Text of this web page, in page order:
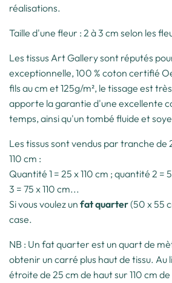
réalisations.
Taille d'une fleur : 2 à 3 cm selon les
Les tissus Art Gallery sont réputés
exceptionnelle, 100 % coton certifié
fils au cm et 125g/m², le tissage est
apporte la garantie d'une excellente
temps, ainsi qu'un tombé fluide et
Les tissus sont vendus par tranche de
110 cm :
Quantité 1 = 25 x 110 cm ; quantité 2 =
3 = 75 x 110 cm...
Si vous voulez un fat quarter(50 x 55
case.
NB : Un fat quarter est un quart de
obtenir un carré plus haut de tissu. Au
étroite de 25 cm de haut sur 110 cm